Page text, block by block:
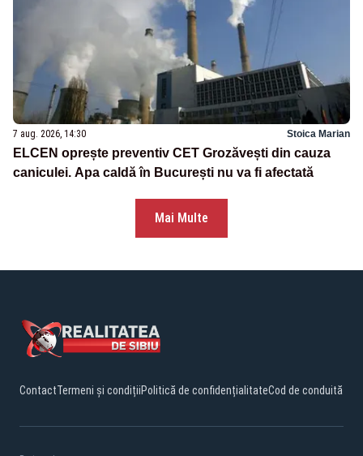
7 aug. 2026, 14:30 Stoica Marian
ELCEN oprește preventiv CET Grozăvești din cauza
caniculei. Apa caldă în București nu va fi afectată
Mai Multe
ContactTermeni și condițiiPolitică de confidențialitateCod de conduită